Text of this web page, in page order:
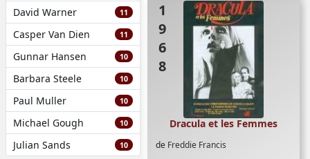
David Warner 11
Casper Van Dien 11
Gunnar Hansen 10
Barbara Steele 10
Paul Muller 10
Michael Gough 10
Julian Sands 10
1968
de Freddie Francis
Dracula et les Femmes